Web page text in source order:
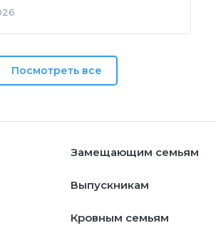
Посмотреть все
Замещающим семьям
Выпускникам
Кровным семьям